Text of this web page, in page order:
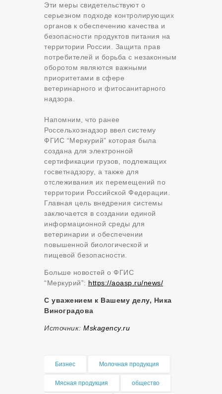
Эти меры свидетельствуют о
серьезном подходе контролирующих
органов к обеспечению качества и
безопасности продуктов питания на
территории России. Защита прав
потребителей и борьба с незаконным
оборотом являются важными
приоритетами в сфере
ветеринарного и фитосанитарного
надзора.
Напомним, что ранее
Россельхознадзор ввел систему
ФГИС “Меркурий” которая была
создана для электронной
сертификации грузов, подлежащих
госветнадзору, а также для
отслеживания их перемещений по
территории Российской Федерации.
Главная цель внедрения системы
заключается в создании единой
информационной среды для
ветеринарии и обеспечении
повышенной биологической и
пищевой безопасности.
Больше новостей о ФГИС
“Меркурий”: https://aoasp.ru/news/
С уважением к Вашему делу, Ника
Виноградова
Источник: Mskagency.ru
Бизнес Молочная продукция
Мясная продукция общество